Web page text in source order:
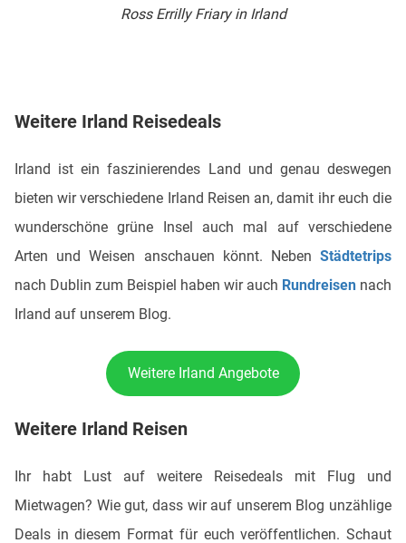
Ross Errilly Friary in Irland
Weitere Irland Reisedeals
Irland ist ein faszinierendes Land und genau deswegen
bieten wir verschiedene Irland Reisen an, damit ihr euch die
wunderschöne grüne Insel auch mal auf verschiedene
Arten und Weisen anschauen könnt. Neben Städtetrips
nach Dublin zum Beispiel haben wir auch Rundreisen nach
Irland auf unserem Blog.
Weitere Irland Angebote
Weitere Irland Reisen
Ihr habt Lust auf weitere Reisedeals mit Flug und
Mietwagen? Wie gut, dass wir auf unserem Blog unzählige
Deals in diesem Format für euch veröffentlichen. Schaut